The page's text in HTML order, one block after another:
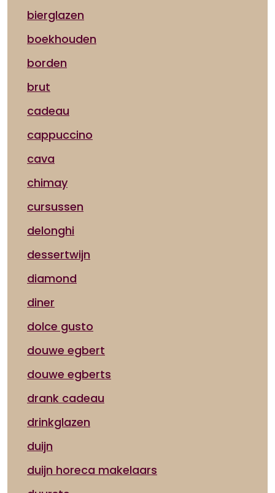
bierglazen
boekhouden
borden
brut
cadeau
cappuccino
cava
chimay
cursussen
delonghi
dessertwijn
diamond
diner
dolce gusto
douwe egbert
douwe egberts
drank cadeau
drinkglazen
duijn
duijn horeca makelaars